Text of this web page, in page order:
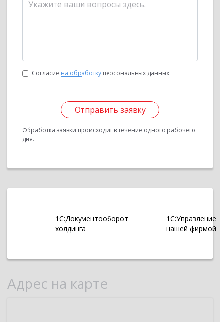
Согласие на обработку персональных данных
Отправить заявку
Обработка заявки происходит в течение одного рабочего
дня.
1С:Документооборот
холдинга
1С:Управление
нашей фирмой
Адрес на карте